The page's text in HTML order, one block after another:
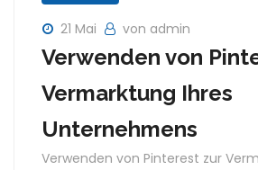
21 Mai von admin
Verwenden von
Vermarktung Ihres
Unternehmens
Verwenden von Pinterest zur